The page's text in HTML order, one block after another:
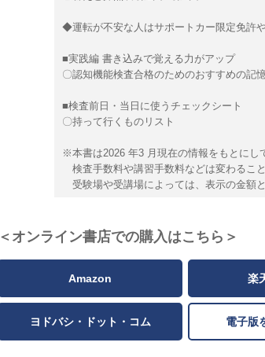
◆運転が不安な人はサポートカー限定免許
■実践編 書き込みで覚える力がアップ
〇認知機能検査合格のためのおすすめの記
■検査前日・当日に使うチェックシート
〇持って行くものリスト
※本書は2026 年3 月現在の情報をもとにし
検査手数料や講習手数料などは変わること
受験場や受講場によっては、表示の金額
＜オンライン書店での購入はこちら＞
Amazon 楽
ヨドバシ・ドット・コム 電子版